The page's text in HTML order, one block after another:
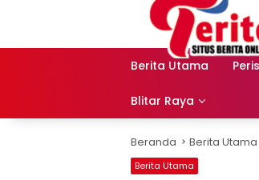
Berita Utama
Blitar Raya
Beranda Berita Utama
Berita Utama